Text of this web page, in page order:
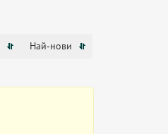
Най-нови